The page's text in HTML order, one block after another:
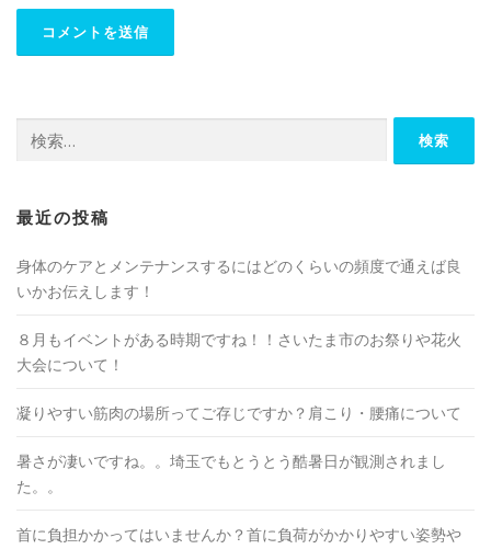
索:
最近の投稿
身体のケアとメンテナンスするにはどのくらいの頻度で通えば良
いかお伝えします！
８月もイベントがある時期ですね！！さいたま市のお祭りや花火
大会について！
凝りやすい筋肉の場所ってご存じですか？肩こり・腰痛について
暑さが凄いですね。。埼玉でもとうとう酷暑日が観測されまし
た。。
首に負担かかってはいませんか？首に負荷がかかりやすい姿勢や